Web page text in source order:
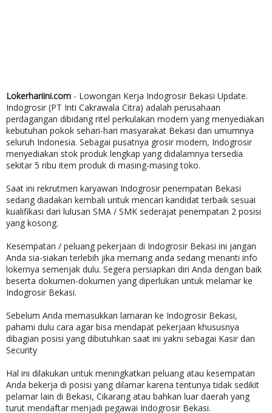
Lokerhariini.com - Lowongan Kerja Indogrosir Bekasi Update.
Indogrosir (PT Inti Cakrawala Citra) adalah perusahaan
perdagangan dibidang ritel perkulakan modern yang menyediakan
kebutuhan pokok sehari-hari masyarakat Bekasi dan umumnya
seluruh Indonesia. Sebagai pusatnya grosir modern, Indogrosir
menyediakan stok produk lengkap yang didalamnya tersedia
sekitar 5 ribu item produk di masing-masing toko.
Saat ini rekrutmen karyawan Indogrosir penempatan Bekasi
sedang diadakan kembali untuk mencari kandidat terbaik sesuai
kualifikasi dari lulusan SMA / SMK sederajat penempatan 2 posisi
yang kosong.
Kesempatan / peluang pekerjaan di Indogrosir Bekasi ini jangan
Anda sia-siakan terlebih jika memang anda sedang menanti info
lokernya semenjak dulu. Segera persiapkan diri Anda dengan baik
beserta dokumen-dokumen yang diperlukan untuk melamar ke
Indogrosir Bekasi.
Sebelum Anda memasukkan lamaran ke Indogrosir Bekasi,
pahami dulu cara agar bisa mendapat pekerjaan khususnya
dibagian posisi yang dibutuhkan saat ini yakni sebagai Kasir dan
Security
Hal ini dilakukan untuk meningkatkan peluang atau kesempatan
Anda bekerja di posisi yang dilamar karena tentunya tidak sedikit
pelamar lain di Bekasi, Cikarang atau bahkan luar daerah yang
turut mendaftar menjadi pegawai Indogrosir Bekasi.